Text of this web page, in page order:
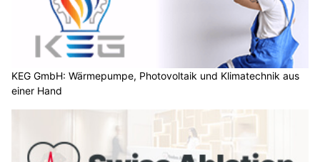
KEG GmbH: Wärmepumpe, Photovoltaik und Klimatechnik aus
einer Hand